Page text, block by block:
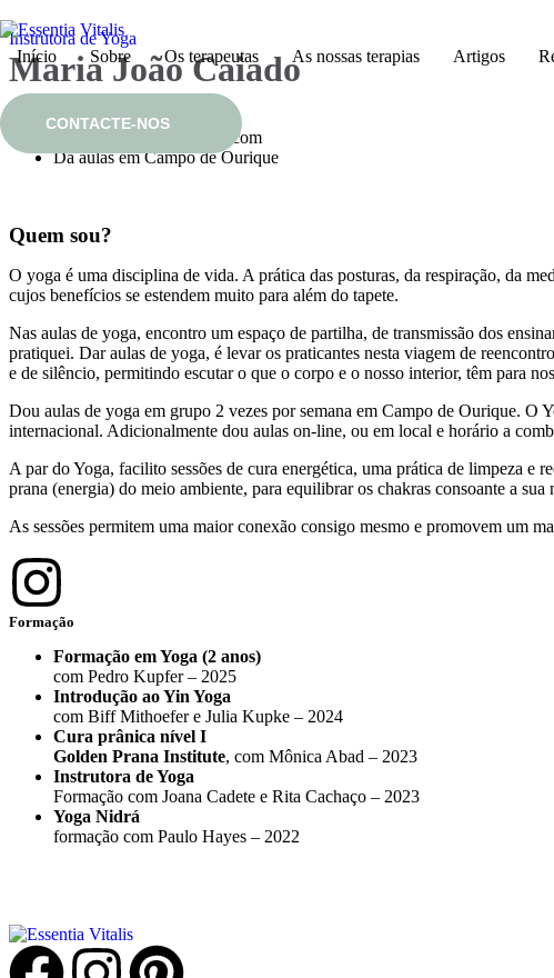
Início Sobre Os terapeutas As nossas terapias Artigos
CONTACTE-NOS
Instrutora de Yoga
Maria João Caiado
caiado.mariajoao@gmail.com
Dá aulas em Campo de Ourique
Quem sou?
O yoga é uma disciplina de vida. A prática das posturas, da respiração, da
cujos benefícios se estendem muito para além do tapete.
Nas aulas de yoga, encontro um espaço de partilha, de transmissão dos
pratiquei. Dar aulas de yoga, é levar os praticantes nesta viagem de
e de silêncio, permitindo escutar o que o corpo e o nosso interior, têm para
Dou aulas de yoga em grupo 2 vezes por semana em Campo de Ourique. O
internacional. Adicionalmente dou aulas on-line, ou em local e horário a
A par do Yoga, facilito sessões de cura energética, uma prática de limpeza e
prana (energia) do meio ambiente, para equilibrar os chakras consoante a sua
As sessões permitem uma maior conexão consigo mesmo e promovem um
Formação
Formação em Yoga (2 anos)
com Pedro Kupfer– 2025
Introdução ao Yin Yoga
com Biff Mithoefer e Julia Kupke – 2024
Cura prânica nível I
Golden Prana Institute, com Mônica Abad – 2023
Instrutora de Yoga
Formação com Joana Cadete e Rita Cachaço – 2023
Yoga Nidrá
formação com Paulo Hayes – 2022